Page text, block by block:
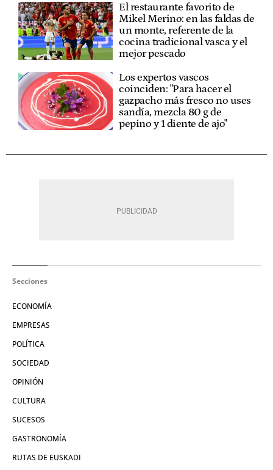
El restaurante favorito de
Mikel Merino: en las faldas de
un monte, referente de la
cocina tradicional vasca y el
mejor pescado
Los expertos vascos
coinciden: "Para hacer el
gazpacho más fresco no uses
sandía, mezcla 80 g de
pepino y 1 diente de ajo"
Secciones
ECONOMÍA
EMPRESAS
POLÍTICA
SOCIEDAD
OPINIÓN
CULTURA
SUCESOS
GASTRONOMÍA
RUTAS DE EUSKADI